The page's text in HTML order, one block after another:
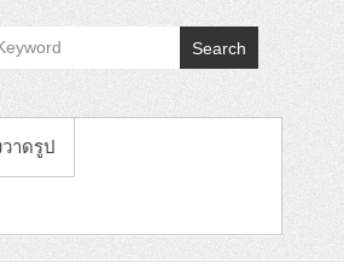
Search
าดรูป